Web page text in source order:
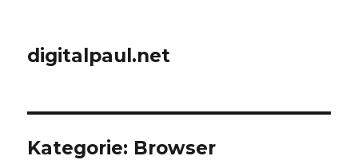
digitalpaul.net
Kategorie: Browser